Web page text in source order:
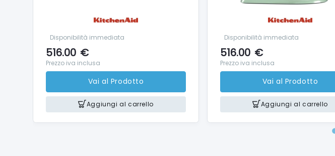
Disponibilità immediata
516.00 €
Prezzo iva inclusa
Vai al Prodotto
Aggiungi al carrello
Disponibilità immediata
516.00 €
Prezzo iva inclusa
Vai al Prodotto
Aggiungi al carrello